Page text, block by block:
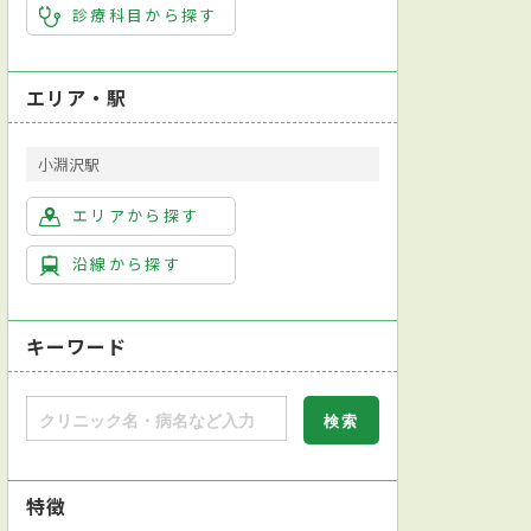
診療科目から探す
エリア・駅
小淵沢駅
エリアから探す
沿線から探す
キーワード
特徴